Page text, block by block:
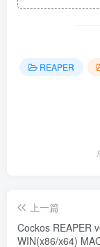
REAPER
上一篇
Cockos REAPER
WIN(x86/x64)